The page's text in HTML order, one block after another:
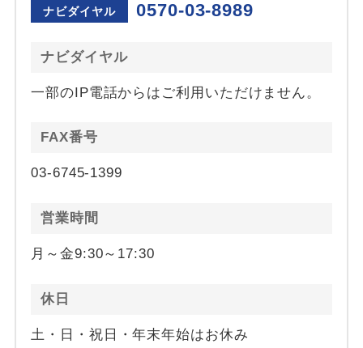
ナビダイヤル 0570-03-8989
ナビダイヤル
一部のIP電話からはご利用いただけません。
FAX番号
03-6745-1399
営業時間
月～金9:30～17:30
休日
土・日・祝日・年末年始はお休み